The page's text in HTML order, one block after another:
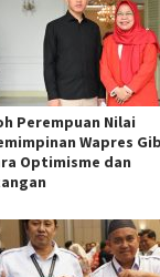
Perempuan Nilai
Wapres
Optimisme dan